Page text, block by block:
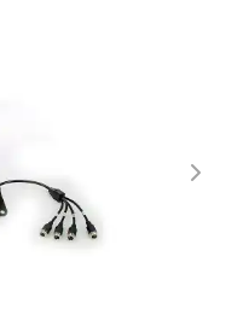
Next